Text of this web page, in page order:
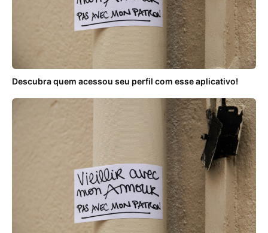
Descubra quem acessou seu perfil com esse aplicativo!